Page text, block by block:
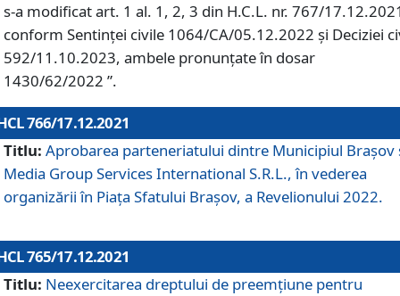
s-a modificat art. 1 al. 1, 2, 3 din H.C.L. nr. 767/
conform Sentinței civile 1064/CA/05.12.2022 și Deciziei
592/11.10.2023, ambele pronunțate în dosar
1430/62/2022 ”.
766/17.12.2021
Titlu: Aprobarea parteneriatului dintre Municipiul Brașov
Media Group Services International S.R.L., în vederea
organizării în Piața Sfatului Brașov, a Revelionului 2022.
765/17.12.2021
Titlu: Neexercitarea dreptului de preemţiune pentru